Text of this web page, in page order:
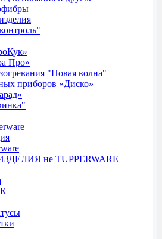
Про»
"Новая волна"
приборов «Диско»
не TUPPERWARE